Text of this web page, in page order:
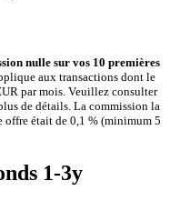
nulle sur vos 10 premières
aux transactions dont le
par mois. Veuillez consulter
de détails. La commission la
offre était de 0,1 % (minimum 5
1-3y